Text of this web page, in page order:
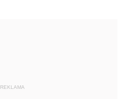
REKLAMA